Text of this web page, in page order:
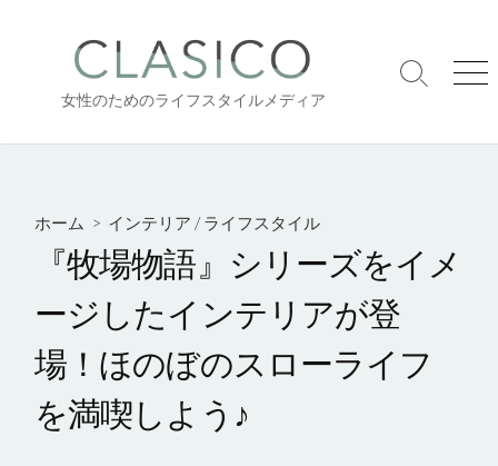
へ
女性のためのライフスタイルメディア
検
り
メ
ー
ホーム > インテリア /ライフスタイル
『牧場物語』シリーズをイメ
ージしたインテリアが登
場！ほのぼのスローライフ
を満喫しよう♪